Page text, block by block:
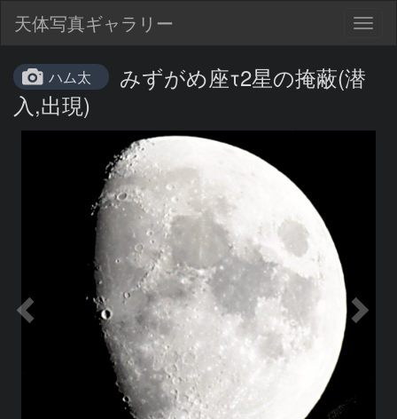
天体写真ギャラリー
ハム太
みずがめ座τ2星の掩蔽(潜
入,出現)